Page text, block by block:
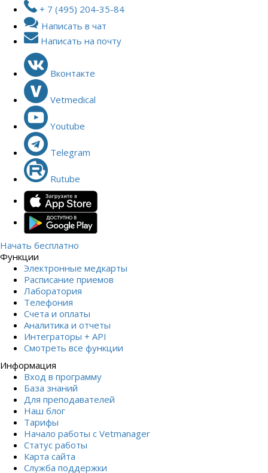
+ 7 (495) 204-35-84
Написать в чат
Написать на почту
Вконтакте
Vetmedical
Youtube
Telegram
Rutube
Начать бесплатно
Функции
Электронные медкарты
Расписание приемов
Лаборатория
Телефония
Счета и оплаты
Аналитика и отчеты
Интеграторы + API
Смотреть все функции
Информация
Вход в программу
База знаний
Для преподавателей
Наш блог
Тарифы
Начало работы с Vetmanager
Статус работы
Карта сайта
Служба поддержки